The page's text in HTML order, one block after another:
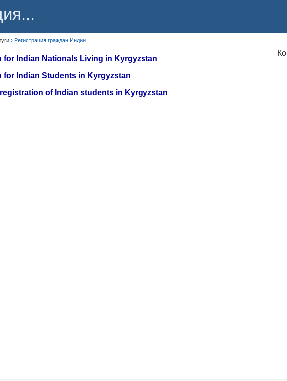
› Регистрация граждан Индии
for Indian Nationals Living in Kyrgyzstan
for Indian Students in Kyrgyzstan
of Indian students in Kyrgyzstan